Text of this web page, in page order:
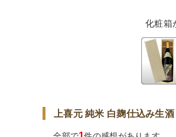
化粧箱
上喜元 純米 白麹仕込み生